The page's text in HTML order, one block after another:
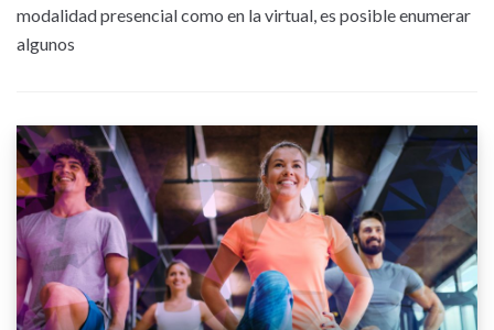
modalidad presencial como en la virtual, es posible enumerar
algunos